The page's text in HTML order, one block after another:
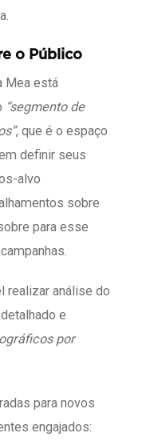
o Público
Mea está
“segmento de
, que é o espaço
definir seus
alvo
sobre
para esse
realizar análise do
e
por
para novos
engajados: